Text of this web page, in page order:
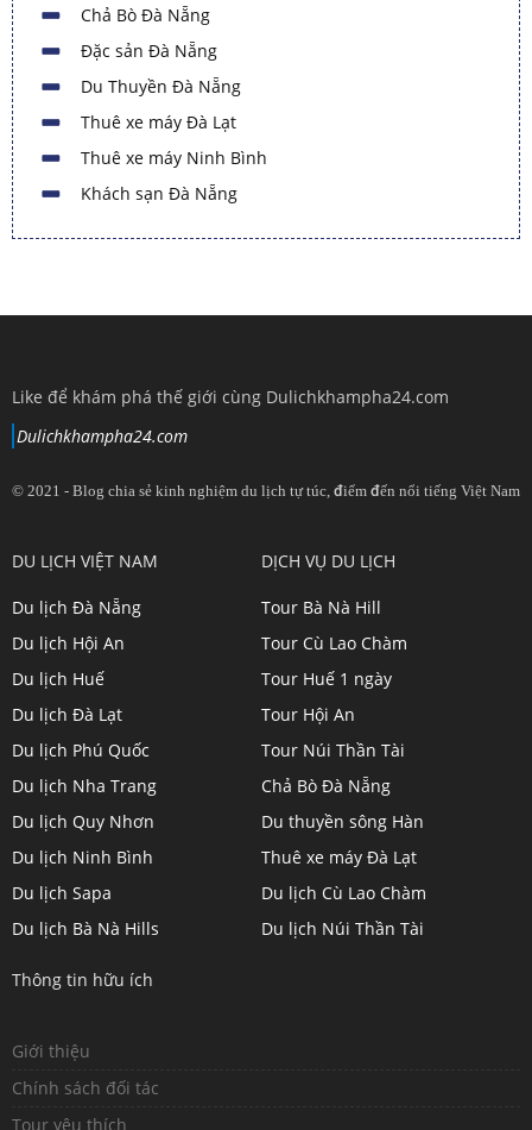
Chả Bò Đà Nẵng
Đặc sản Đà Nẵng
Du Thuyền Đà Nẵng
Thuê xe máy Đà Lạt
Thuê xe máy Ninh Bình
Khách sạn Đà Nẵng
Like để khám phá thế giới cùng Dulichkhampha24.com
Dulichkhampha24.com
© 2021 - Blog chia sẻ kinh nghiệm du lịch tự túc, điểm đến nổi tiếng Việt Nam
profile
on
Twitter
profile
on
LinkedIn
profile
on
YouTube
profile
on
Google+
DU LỊCH VIỆT NAM
Du lịch Đà Nẵng
Du lịch Hội An
Du lịch Huế
Du lịch Đà Lạt
Du lịch Phú Quốc
Du lịch Nha Trang
Du lịch Quy Nhơn
Du lịch Ninh Bình
Du lịch Sapa
Du lịch Bà Nà Hills
DỊCH VỤ DU LỊCH
Tour Bà Nà Hill
Tour Cù Lao Chàm
Tour Huế 1 ngày
Tour Hội An
Tour Núi Thần Tài
Chả Bò Đà Nẵng
Du thuyền sông Hàn
Thuê xe máy Đà Lạt
Du lịch Cù Lao Chàm
Du lịch Núi Thần Tài
Thông tin hữu ích
Giới thiệu
Chính sách đối tác
Tour yêu thích